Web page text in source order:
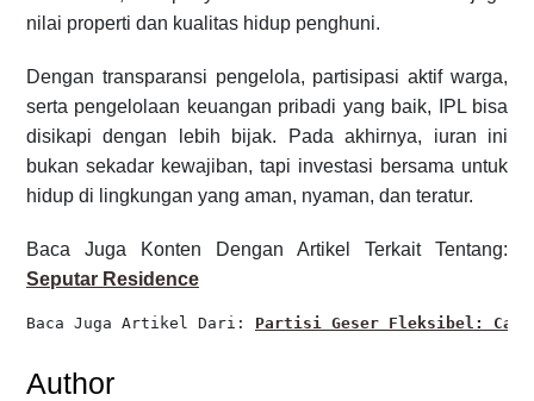
nilai properti dan kualitas hidup penghuni.
Dengan transparansi pengelola, partisipasi aktif warga,
serta pengelolaan keuangan pribadi yang baik, IPL bisa
disikapi dengan lebih bijak. Pada akhirnya, iuran ini
bukan sekadar kewajiban, tapi investasi bersama untuk
hidup di lingkungan yang aman, nyaman, dan teratur.
Baca Juga Konten Dengan Artikel Terkait Tentang:
Seputar Residence
Baca Juga Artikel Dari: Partisi Geser Fleksibel: Cara
Author